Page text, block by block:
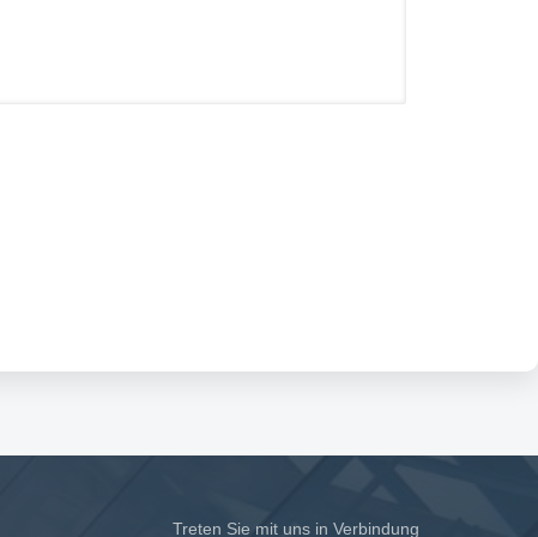
Treten Sie mit uns in Verbindung